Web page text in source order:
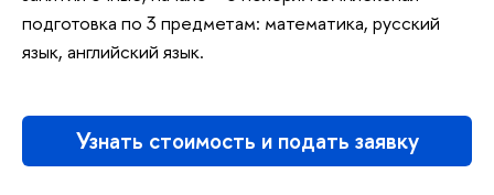
подготовка по 3 предметам: математика, русский
язык, английский язык.
Узнать стоимость и подать заявку